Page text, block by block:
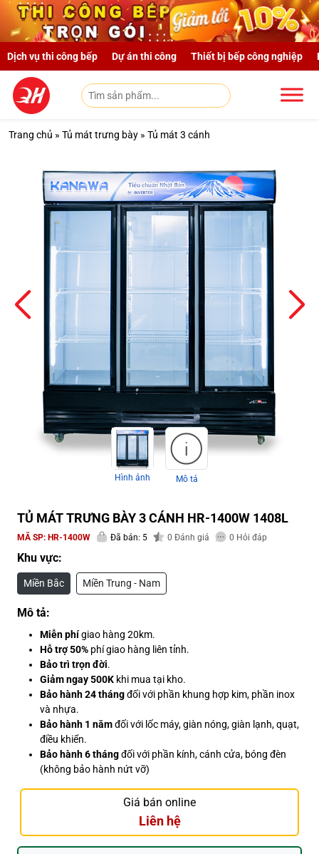
Skip to main content
Dịch vụ thi công bếp Dự án thi công Thiết bị bếp công nghiệp
Trang chủ » Tủ mát trưng bày » Tủ mát 3 cánh
Hình ảnh Mô tả
TỦ MÁT TRƯNG BÀY 3 CÁNH HR-1400W 1408L
MÃ SP: HR-1400W Đã bán: 5 0 Đánh giá 0 Hỏi đáp
Khu vực:
Miền Bắc Miền Trung - Nam
Mô tả:
Miễn phígiao hàng 20km.
Hỗ trợ 50% phí giao hàng liên tỉnh.
Bảo trì trọn đời.
Giảm ngay 500K khi mua tại kho.
Bảo hành 24 thángđối với phần khung hợp kim, phần inox
và nhựa.
Bảo hành 1 nămđối với lốc máy, giàn nóng, giàn lạnh, quạt,
điều khiển.
Bảo hành 6 thángđối với phần kính, cánh cửa, bóng đèn
(không bảo hành nứt vỡ)
Giá bán online
Liên hệ